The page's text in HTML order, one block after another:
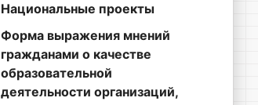
Национальные проекты
Форма выражения мнений
гражданами о качестве
образовательной
деятельности организаций,